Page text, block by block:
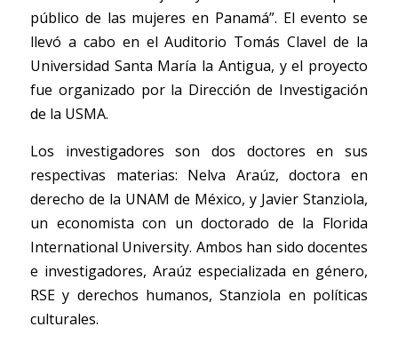
público de las mujeres en Panamá”. El evento se
llevó a cabo en el Auditorio Tomás Clavel de la
Universidad Santa María la Antigua, y el proyecto
fue organizado por la Dirección de Investigación
de la USMA.
Los investigadores son dos doctores en sus
respectivas materias: Nelva Araúz, doctora en
derecho de la UNAM de México, y Javier Stanziola,
un economista con un doctorado de la Florida
International University. Ambos han sido docentes
e investigadores, Araúz especializada en género,
RSE y derechos humanos, Stanziola en políticas
culturales.